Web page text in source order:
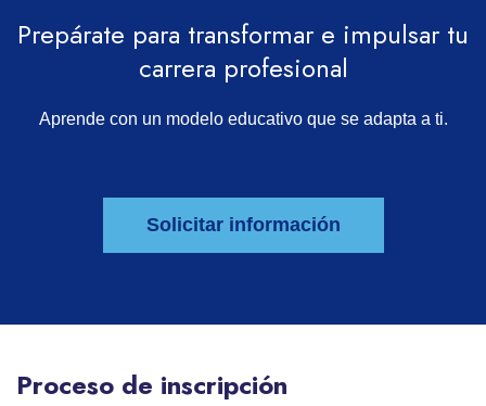
Prepárate para transformar e impulsar tu
carrera profesional
Aprende con un modelo educativo que se adapta a ti.
Solicitar información
Proceso de inscripción